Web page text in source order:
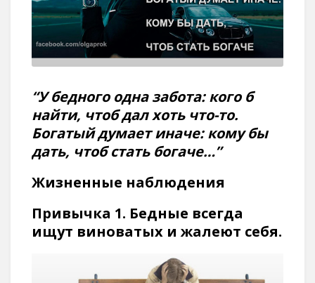
“У бедного одна забота: кого б
найти, чтоб дал хоть что-то.
Богатый думает иначе: кому бы
дать, чтоб стать богаче…”
Жизненные наблюдения
Привычка 1. Бедные всегда
ищут виноватых и жалеют себя.